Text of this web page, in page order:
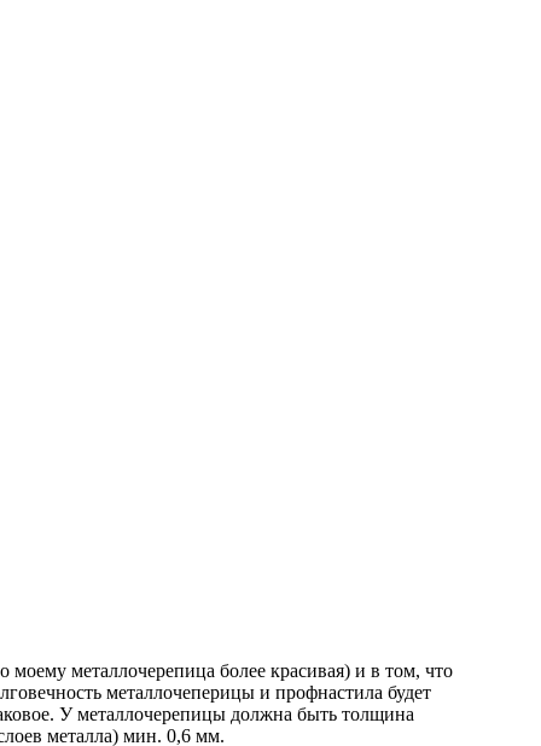
металлочерепица более красивая) и в том, что
металлочеперицы и профнастила будет
У металлочерепицы должна быть толщина
металла) мин. 0,6 мм.